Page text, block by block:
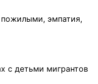
пожилыми, эмпатия,
с детьми мигрантов